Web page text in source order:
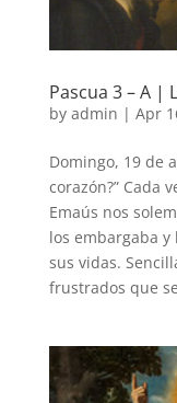
Pascua 3 – A |
by admin | Apr
Domingo, 19 de
corazón?” Cada
Emaús nos
los embargaba
sus vidas.
frustrados que